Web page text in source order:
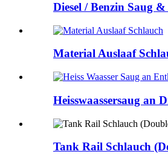
Diesel / Benzin Saug &
Material Auslaaf
Heisswaassersaug an
Tank Rail Schlauch